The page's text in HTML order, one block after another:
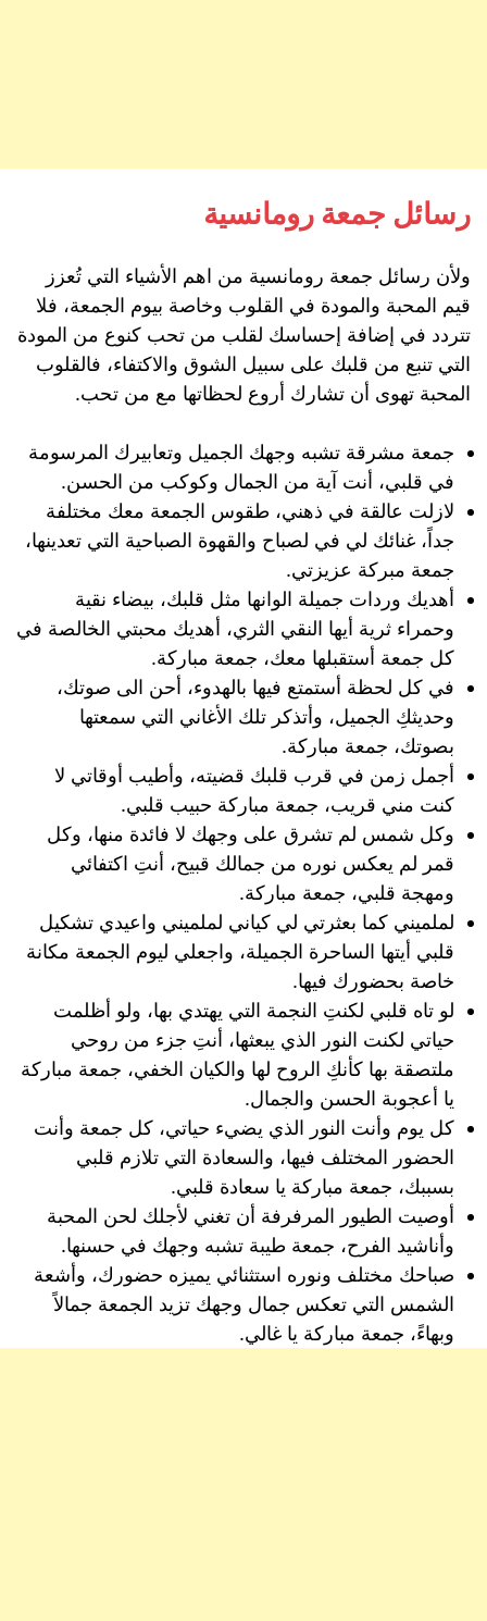
رسائل جمعة رومانسية
ولأن رسائل جمعة رومانسية من اهم الأشياء التي تُعزز
قيم المحبة والمودة في القلوب وخاصة بيوم الجمعة، فلا
تتردد في إضافة إحساسك لقلب من تحب كنوع من المودة
التي تنبع من قلبك على سبيل الشوق والاكتفاء، فالقلوب
المحبة تهوى أن تشارك أروع لحظاتها مع من تحب.
جمعة مشرقة تشبه وجهك الجميل وتعابيرك المرسومة
في قلبي، أنت آية من الجمال وكوكب من الحسن.
لازلت عالقة في ذهني، طقوس الجمعة معك مختلفة
جداً، غنائك لي في لصباح والقهوة الصباحية التي تعدينها،
جمعة مبركة عزيزتي.
أهديك وردات جميلة الوانها مثل قلبك، بيضاء نقية
وحمراء ثرية أيها النقي الثري، أهديك محبتي الخالصة في
كل جمعة أستقبلها معك، جمعة مباركة.
في كل لحظة أستمتع فيها بالهدوء، أحن الى صوتك،
وحديثكِ الجميل، وأتذكر تلك الأغاني التي سمعتها
بصوتك، جمعة مباركة.
أجمل زمن في قرب قلبك قضيته، وأطيب أوقاتي لا
كنت مني قريب، جمعة مباركة حبيب قلبي.
وكل شمس لم تشرق على وجهك لا فائدة منها، وكل
قمر لم يعكس نوره من جمالك قبيح، أنتِ اكتفائي
ومهجة قلبي، جمعة مباركة.
لملميني كما بعثرتي لي كياني لملميني واعيدي تشكيل
قلبي أيتها الساحرة الجميلة، واجعلي ليوم الجمعة مكانة
خاصة بحضورك فيها.
لو تاه قلبي لكنتِ النجمة التي يهتدي بها، ولو أظلمت
حياتي لكنت النور الذي يبعثها، أنتِ جزء من روحي
ملتصقة بها كأنكِ الروح لها والكيان الخفي، جمعة مباركة
يا أعجوبة الحسن والجمال.
كل يوم وأنت النور الذي يضيء حياتي، كل جمعة وأنت
الحضور المختلف فيها، والسعادة التي تلازم قلبي
بسببك، جمعة مباركة يا سعادة قلبي.
أوصيت الطيور المرفرفة أن تغني لأجلك لحن المحبة
وأناشيد الفرح، جمعة طيبة تشبه وجهك في حسنها.
صباحك مختلف ونوره استثنائي يميزه حضورك، وأشعة
الشمس التي تعكس جمال وجهك تزيد الجمعة جمالاً
وبهاءً، جمعة مباركة يا غالي.